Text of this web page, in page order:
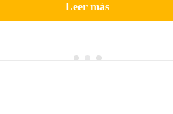
Leer más